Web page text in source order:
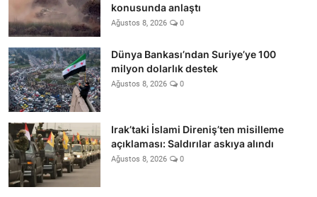
konusunda anlaştı
Ağustos 8, 2026 0
Dünya Bankası’ndan Suriye’ye 100
milyon dolarlık destek
Ağustos 8, 2026 0
Irak’taki İslami Direniş’ten misilleme
açıklaması: Saldırılar askıya alındı
Ağustos 8, 2026 0